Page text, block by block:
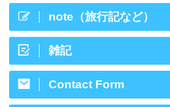
note（旅行記など）
雑記
Contact Form